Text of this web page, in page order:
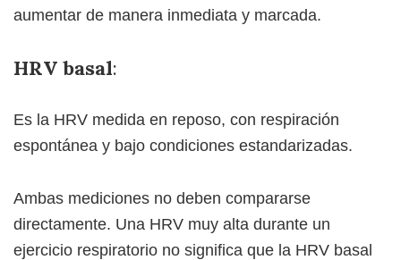
aumentar de manera inmediata y marcada.
HRV basal:
Es la HRV medida en reposo, con respiración
espontánea y bajo condiciones estandarizadas.
Ambas mediciones no deben compararse
directamente. Una HRV muy alta durante un
ejercicio respiratorio no significa que la HRV basal